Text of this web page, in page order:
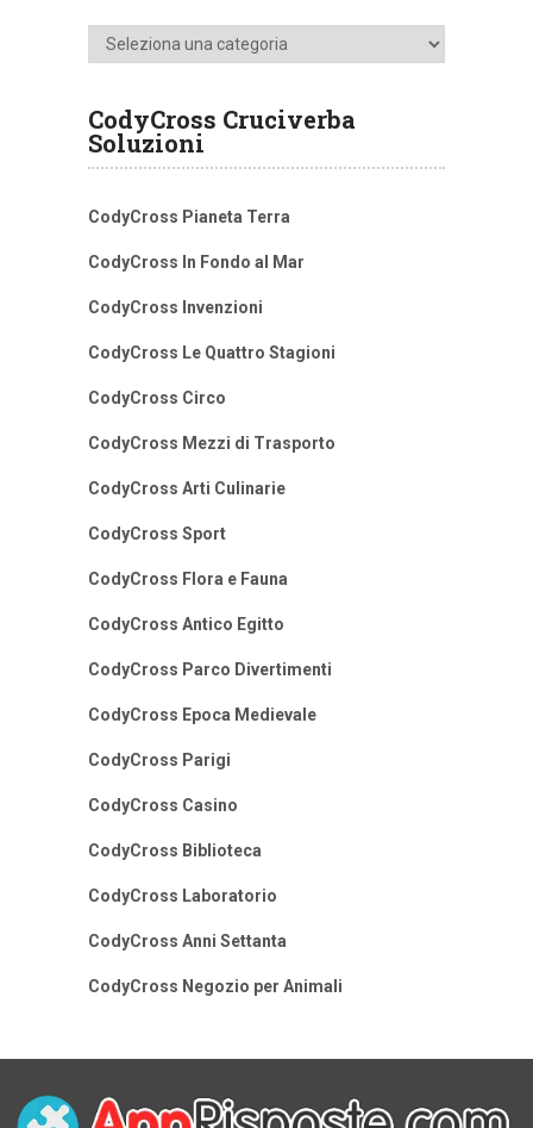
Categorie
CodyCross Cruciverba
Soluzioni
CodyCross Pianeta Terra
CodyCross In Fondo al Mar
CodyCross Invenzioni
CodyCross Le Quattro Stagioni
CodyCross Circo
CodyCross Mezzi di Trasporto
CodyCross Arti Culinarie
CodyCross Sport
CodyCross Flora e Fauna
CodyCross Antico Egitto
CodyCross Parco Divertimenti
CodyCross Epoca Medievale
CodyCross Parigi
CodyCross Casino
CodyCross Biblioteca
CodyCross Laboratorio
CodyCross Anni Settanta
CodyCross Negozio per Animali